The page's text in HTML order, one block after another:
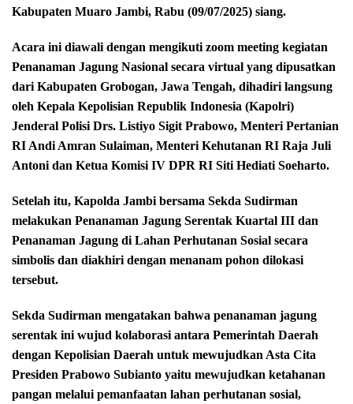
Kabupaten Muaro Jambi, Rabu (09/07/2025) siang.
Acara ini diawali dengan mengikuti zoom meeting kegiatan
Penanaman Jagung Nasional secara virtual yang dipusatkan
dari Kabupaten Grobogan, Jawa Tengah, dihadiri langsung
oleh Kepala Kepolisian Republik Indonesia (Kapolri)
Jenderal Polisi Drs. Listiyo Sigit Prabowo, Menteri Pertanian
RI Andi Amran Sulaiman, Menteri Kehutanan RI Raja Juli
Antoni dan Ketua Komisi IV DPR RI Siti Hediati Soeharto.
Setelah itu, Kapolda Jambi bersama Sekda Sudirman
melakukan Penanaman Jagung Serentak Kuartal III dan
Penanaman Jagung di Lahan Perhutanan Sosial secara
simbolis dan diakhiri dengan menanam pohon dilokasi
tersebut.
Sekda Sudirman mengatakan bahwa penanaman jagung
serentak ini wujud kolaborasi antara Pemerintah Daerah
dengan Kepolisian Daerah untuk mewujudkan Asta Cita
Presiden Prabowo Subianto yaitu mewujudkan ketahanan
pangan melalui pemanfaatan lahan perhutanan sosial,